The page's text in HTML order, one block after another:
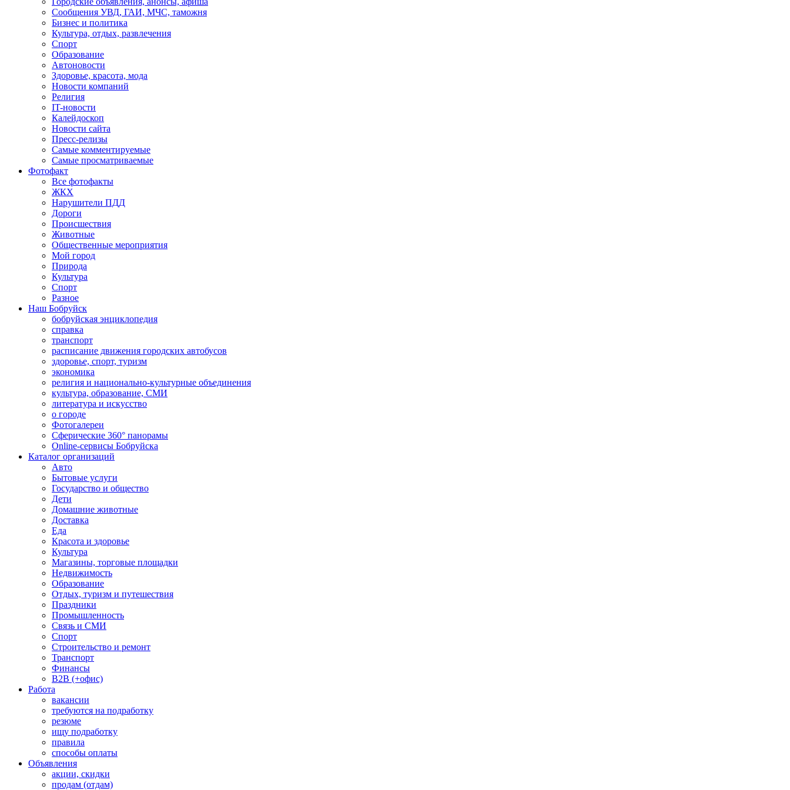
Сообщения УВД, ГАИ, МЧС, таможня
Бизнес и политика
Культура, отдых, развлечения
Спорт
Образование
Автоновости
Здоровье, красота, мода
Новости компаний
Религия
IT-новости
Калейдоскоп
Новости сайта
Пресс-релизы
Самые комментируемые
Самые просматриваемые
Фотофакт
Все фотофакты
ЖКХ
Нарушители ПДД
Дороги
Происшествия
Животные
Общественные мероприятия
Мой город
Природа
Культура
Спорт
Разное
Наш Бобруйск
бобруйская энциклопедия
справка
транспорт
расписание движения городских автобусов
здоровье, спорт, туризм
экономика
религия и национально-культурные объединения
культура, образование, СМИ
литература и искусство
о городе
Фотогалереи
Сферические 360° панорамы
Online-сервисы Бобруйска
Каталог организаций
Авто
Бытовые услуги
Государство и общество
Дети
Домашние животные
Доставка
Еда
Красота и здоровье
Культура
Магазины, торговые площадки
Недвижимость
Образование
Отдых, туризм и путешествия
Праздники
Промышленность
Связь и СМИ
Спорт
Строительство и ремонт
Транспорт
Финансы
B2B (+офис)
Работа
вакансии
требуются на подработку
резюме
ищу подработку
правила
способы оплаты
Объявления
акции, скидки
продам (отдам)